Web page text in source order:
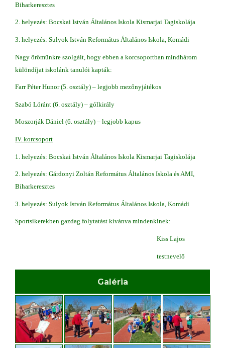
Biharkeresztes
2. helyezés: Bocskai István Általános Iskola Kismarjai Tagiskolája
3. helyezés: Sulyok István Református Általános Iskola, Komádi
Nagy örömünkre szolgált, hogy ebben a korcsoportban mindhárom
különdíjat iskolánk tanulói kapták:
Farr Péter Hunor (5. osztály) – legjobb mezőnyjátékos
Szabó Lóránt (6. osztály) – gólkirály
Moszorják Dániel (6. osztály) – legjobb kapus
IV. korcsoport
1. helyezés: Bocskai István Általános Iskola Kismarjai Tagiskolája
2. helyezés: Gárdonyi Zoltán Református Általános Iskola és AMI,
Biharkeresztes
3. helyezés: Sulyok István Református Általános Iskola, Komádi
Sportsikerekben gazdag folytatást kívánva mindenkinek:
Kiss Lajos
testnevelő
Galéria